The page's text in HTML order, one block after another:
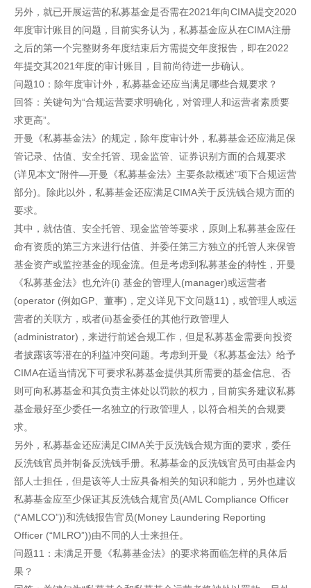
另外，就已开展运营的私募基金是否需在2021年向CIMA提交2020
年度审计账目的问题，目前实务认为，私募基金应从在CIMA注册
之后的第一个完整财务年度结束后方需提交年度报告，即在2022
年提交其2021年度的审计账目，目前尚待进一步确认。
问题10：除年度审计外，私募基金还应当满足哪些合规要求？
回答：关键句为“合规运营要求明确化，对管理人和运营者素质要
求更高”。
开曼《私募基金法》的规定，除年度审计外，私募基金还应满足保
管记录、估值、安全托管、现金监管、证券识别方面的合规要求
(详见本文“附件—开曼《私募基金法》主要条款概述”项下合规运营
部分)。除此以外，私募基金还应满足CIMA关于反洗钱合规方面的
要求。
其中，就估值、安全托管、现金监管等要求，原则上私募基金应任
命有资质的第三方来进行估值、并委任第三方独立的托管人来保管
基金资产或监控基金的现金流。但是考虑到私募基金的特性，开曼
《私募基金法》也允许(i) 基金的管理人(manager)或运营者
(operator (例如GP、董事)，定义详见下文问题11)，或管理人或运
营者的关联方，或者(ii)基金委任的其他行政管理人
(administrator)，来进行前述合规工作，但是私募基金需要向投资
者披露该等潜在的利益冲突问题。考虑到开曼《私募基金法》给予
CIMA在适当情况下可要求私募基金提供其所需要的基金信息、否
则可向私募基金和其负责主体处以罚款的权力，目前实务建议私募
基金最好至少委任一名独立的行政管理人，以符合相关的合规要
求。
另外，私募基金还应满足CIMA关于反洗钱合规方面的要求，委任
反洗钱官员并制备反洗钱手册。私募基金的反洗钱官员可由基金内
部人士担任，但是该等人士应具备相关的知识和能力，另外也建议
私募基金应至少保证其反洗钱合规官员(AML Compliance Officer
(“AMLCO”))和洗钱报告官员(Money Laundering Reporting
Officer (“MLRO”))由不同的人士来担任。
问题11：未满足开曼《私募基金法》的要求将面临怎样的具体后
果？